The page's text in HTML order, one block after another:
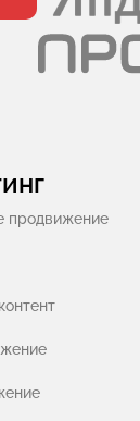
продвижение